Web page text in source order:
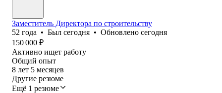
Заместитель Директора по строительству
52 года • Был сегодня • Обновлено сегодня
150 000 ₽
Активно ищет работу
Общий опыт
8 лет 5 месяцев
Другие резюме
Ещё 1 резюме